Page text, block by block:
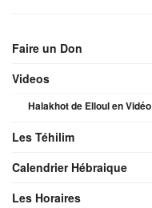
Faire un Don
Videos
Halakhot de Elloul en Vidéo
Les Téhilim
Calendrier Hébraique
Les Horaires